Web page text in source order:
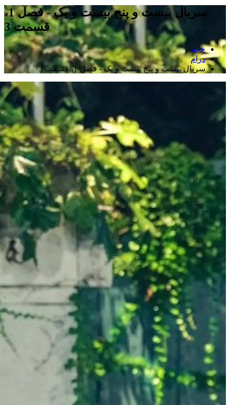
سریال بیست و پنج بیست و یک - فصل 1،
قسمت 3
خانه
درام
سریال بیست و پنج بیست و یک - فصل 1، قسمت 3